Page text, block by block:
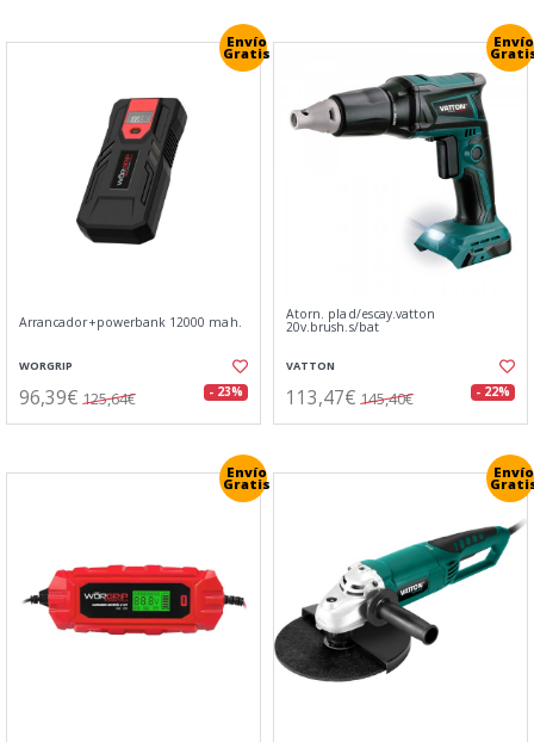
Envío
Gratis
Arrancador+powerbank 12000 mah.
WORGRIP
96,39€ 125,64€ - 23%
Envío
Atorn. plad/escay.vatton
20v.brush.s/bat
VATTON
113,47€ 145,40€ - 22%
Envío
Gratis
Envío